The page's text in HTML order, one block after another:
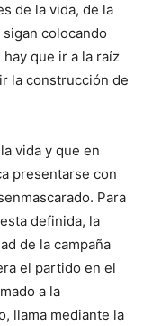
de la vida, de la
colocando
que ir a la raíz
la construcción de
vida y que en
presentarse con
Para
definida, la
de la campaña
el partido en el
a la
llama mediante la